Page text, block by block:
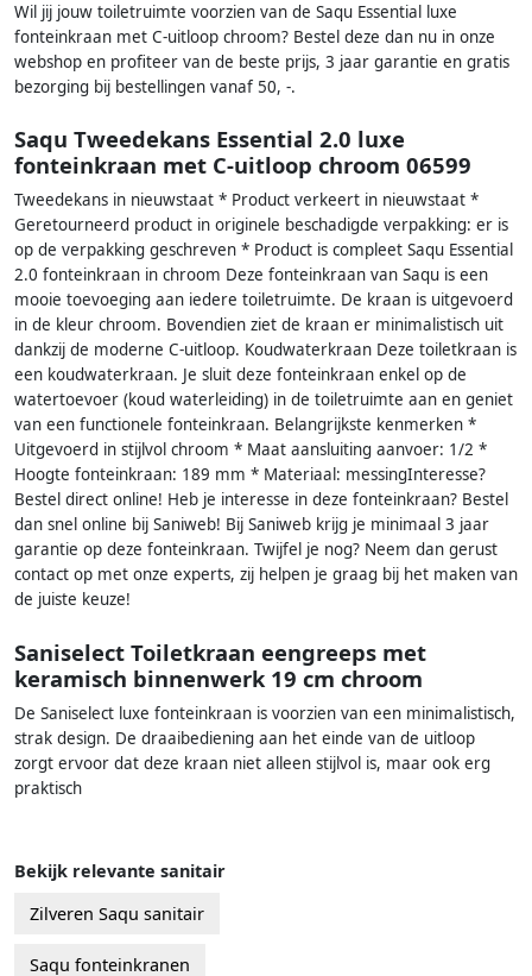
Wil jij jouw toiletruimte voorzien van de Saqu Essential luxe
fonteinkraan met C-uitloop chroom? Bestel deze dan nu in onze
webshop en profiteer van de beste prijs, 3 jaar garantie en gratis
bezorging bij bestellingen vanaf 50, -.
Saqu Tweedekans Essential 2.0 luxe
fonteinkraan met C-uitloop chroom 06599
Tweedekans in nieuwstaat * Product verkeert in nieuwstaat *
Geretourneerd product in originele beschadigde verpakking: er is
op de verpakking geschreven * Product is compleet Saqu Essential
2.0 fonteinkraan in chroom Deze fonteinkraan van Saqu is een
mooie toevoeging aan iedere toiletruimte. De kraan is uitgevoerd
in de kleur chroom. Bovendien ziet de kraan er minimalistisch uit
dankzij de moderne C-uitloop. Koudwaterkraan Deze toiletkraan is
een koudwaterkraan. Je sluit deze fonteinkraan enkel op de
watertoevoer (koud waterleiding) in de toiletruimte aan en geniet
van een functionele fonteinkraan. Belangrijkste kenmerken *
Uitgevoerd in stijlvol chroom * Maat aansluiting aanvoer: 1/2 *
Hoogte fonteinkraan: 189 mm * Materiaal: messingInteresse?
Bestel direct online! Heb je interesse in deze fonteinkraan? Bestel
dan snel online bij Saniweb! Bij Saniweb krijg je minimaal 3 jaar
garantie op deze fonteinkraan. Twijfel je nog? Neem dan gerust
contact op met onze experts, zij helpen je graag bij het maken van
de juiste keuze!
Saniselect Toiletkraan eengreeps met
keramisch binnenwerk 19 cm chroom
De Saniselect luxe fonteinkraan is voorzien van een minimalistisch,
strak design. De draaibediening aan het einde van de uitloop
zorgt ervoor dat deze kraan niet alleen stijlvol is, maar ook erg
praktisch
Bekijk relevante sanitair
Zilveren Saqu sanitair
Saqu fonteinkranen